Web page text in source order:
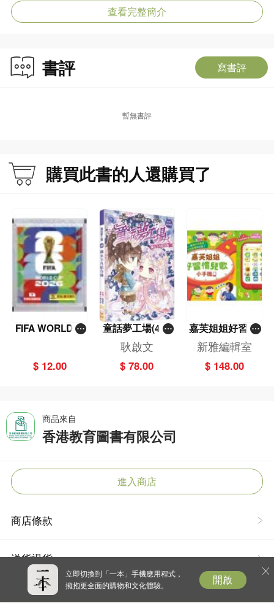
查看完整簡介
書評 寫書評
暫無書評
購買此書的人還購買了
FIFA WORLD C
包）
$ 12.00
童話夢工場(40)
——織女下凡結
奇緣
耿啟文
$ 78.00
嘉芙姐姐好習慣
兒歌小手機
新雅編輯室
$ 148.00
商品來自
香港教育圖書有限公司
進入商店
商店條款
送貨退貨
立即切換到「一本」手機應用程式，
擁抱更全面的購物和文化體驗。
開啟